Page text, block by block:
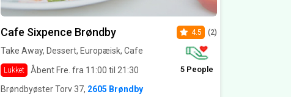
Cafe Sixpence Brøndby
Take Away, Dessert, Europæisk, Cafe
Lukket Åbent Fre. fra 11:00 til 21:30
4.5 (2)
5 People
Brøndbyøster Torv 37, 2605 Brøndby